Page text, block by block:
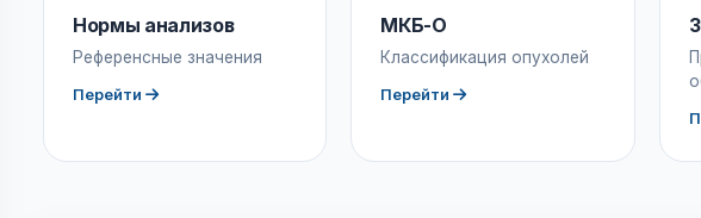
Нормы анализов
Референсные значения
Перейти
МКБ-О
Классификация опухолей
Перейти